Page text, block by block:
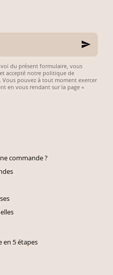
du présent formulaire, vous
accepté notre politique de
. Vous pouvez à tout moment exercer
en vous rendant sur la page «
commande ?
en 5 étapes